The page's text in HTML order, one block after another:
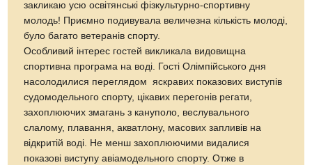
закликаю усю освітянські фізкультурно-спортивну
молодь! Приємно подивувала величезна кількість молоді,
було багато ветеранів спорту.
Особливий інтерес гостей викликала видовищна
спортивна програма на воді. Гості Олімпійського дня
насолодилися переглядом яскравих показових виступів
судомодельного спорту, цікавих перегонів регати,
захоплюючих змагань з кануполо, веслувального
слалому, плавання, акватлону, масових запливів на
відкритій воді. Не менш захоплюючими видалися
показові виступу авіамодельного спорту. Отже в